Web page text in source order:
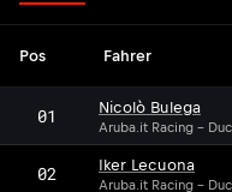
Pos Fahrer
01 Nicolò Bulega
Aruba.it Racing -
02 Iker Lecuona
Aruba.it Racing -